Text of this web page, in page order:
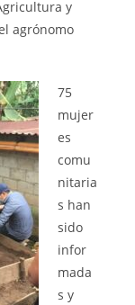
y
agrónomo
75
mujer
es
comu
nitaria
s han
sido
infor
mada
s y